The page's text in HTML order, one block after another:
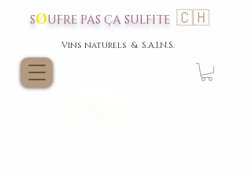
SØUFRE PAS ÇA SULFITE 🇨🇭
Vins naturels & S.A.I.N.S.